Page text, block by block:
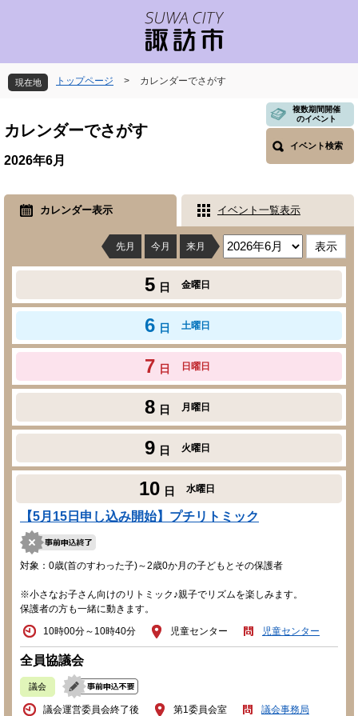
先
頭
す
を
飛
し
本
へ
現在地 トップページ > カレンダーでさがす
文
カレンダーでさがす
複数期間開催
のイベント
イベント検索
2026年6月
カレンダー表示 イベント一覧表示
先月 今月 来月
5 日 金曜日
6 日 土曜日
7 日 日曜日
8 日 月曜日
9 日 火曜日
10 日 水曜日
【5月15日申し込み開始】プチリトミック
対象：0歳(首のすわった子)～2歳0か月の子どもとその保護者
※小さなお子さん向けのリトミック♪親子でリズムを楽しみます。
保護者の方も一緒に動きます。
10時00分～10時40分
児童センター 児童センター
全員協議会
議会
議会運営委員会終了後 第1委員会室 議会事務局